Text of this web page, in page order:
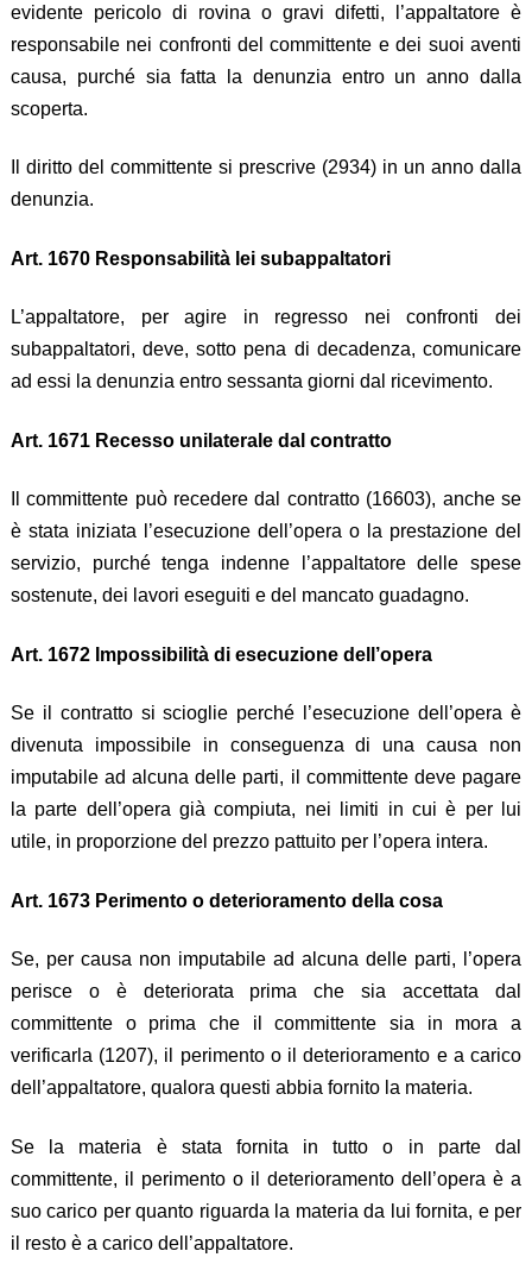
evidente pericolo di rovina o gravi difetti, l’appaltatore è
responsabile nei confronti del committente e dei suoi aventi
causa, purché sia fatta la denunzia entro un anno dalla
scoperta.
Il diritto del committente si prescrive (2934) in un anno dalla
denunzia.
Art. 1670 Responsabilità lei subappaltatori
L’appaltatore, per agire in regresso nei confronti dei
subappaltatori, deve, sotto pena di decadenza, comunicare
ad essi la denunzia entro sessanta giorni dal ricevimento.
Art. 1671 Recesso unilaterale dal contratto
Il committente può recedere dal contratto (16603), anche se
è stata iniziata l’esecuzione dell’opera o la prestazione del
servizio, purché tenga indenne l’appaltatore delle spese
sostenute, dei lavori eseguiti e del mancato guadagno.
Art. 1672 Impossibilità di esecuzione dell’opera
Se il contratto si scioglie perché l’esecuzione dell’opera è
divenuta impossibile in conseguenza di una causa non
imputabile ad alcuna delle parti, il committente deve pagare
la parte dell’opera già compiuta, nei limiti in cui è per lui
utile, in proporzione del prezzo pattuito per l’opera intera.
Art. 1673 Perimento o deterioramento della cosa
Se, per causa non imputabile ad alcuna delle parti, l’opera
perisce o è deteriorata prima che sia accettata dal
committente o prima che il committente sia in mora a
verificarla (1207), il perimento o il deterioramento e a carico
dell’appaltatore, qualora questi abbia fornito la materia.
Se la materia è stata fornita in tutto o in parte dal
committente, il perimento o il deterioramento dell’opera è a
suo carico per quanto riguarda la materia da lui fornita, e per
il resto è a carico dell’appaltatore.